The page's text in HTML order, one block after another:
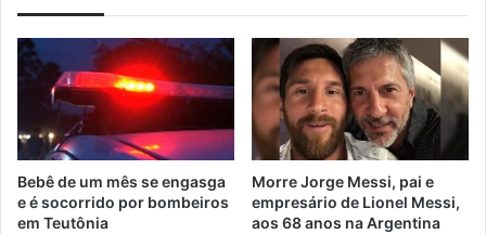
Bebê de um mês se engasga
e é socorrido por bombeiros
em Teutônia
Morre Jorge Messi, pai e
empresário de Lionel Messi,
aos 68 anos na Argentina